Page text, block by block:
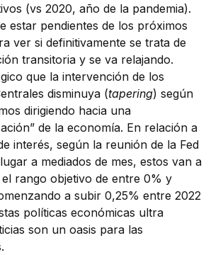
(vs 2020, año de la pandemia).
estar pendientes de los próximos
ver si definitivamente se trata de
transitoria y se va relajando.
que la intervención de los
disminuya (tapering) según
dirigiendo hacia una
de la economía. En relación a
interés, según la reunión de la Fed
a mediados de mes, estos van a
rango objetivo de entre 0% y
a subir 0,25% entre 2022
políticas económicas ultra
son un oasis para las